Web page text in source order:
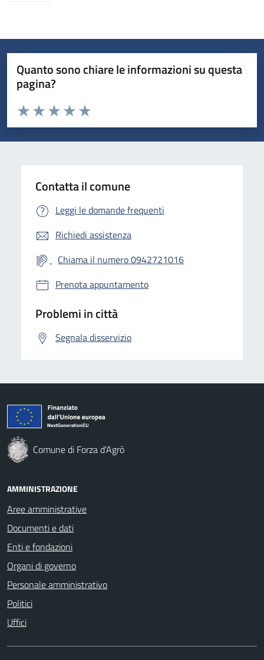
Quanto sono chiare le informazioni su questa
pagina?
Valuta da 1 a 5 stelle la pagina
Valuta 5 stelle su 5
Valuta 4 stelle su 5
Valuta 3 stelle su 5
Valuta 2 stelle su 5
Valuta 1 stelle su 5
Contatta il comune
Leggi le domande frequenti
Richiedi assistenza
Chiama il numero 0942721016
Prenota appuntamento
Problemi in città
Segnala disservizio
Comune di Forza d'Agrò
AMMINISTRAZIONE
Aree amministrative
Documenti e dati
Enti e fondazioni
Organi di governo
Personale amministrativo
Politici
Uffici